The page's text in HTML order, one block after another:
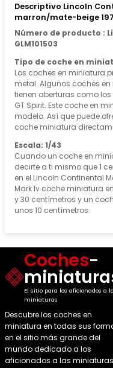
Descriptivo Lincoln
marron/mate-beige
Número de producto :
GLM101503
Tipo de coche en
Los coches en miniatura
metal. Algunos coches
tienen aberturas como
GT Spirit. Este coche en
modelo. Así que puede
coche miniatura
Escala: 1/43
Cuando un coche en
decirte a ti mismo que 1
en el Lincoln Continental
Mark Iv coche miniatura
y 30 centímetros y un
unos 10 centímetros.
Coches-
El sitio para los aficionados a
miniaturas
Descubre los coches en
miniatura en todas sus
en el sitio más grande del
mundo dedicado a los
aficionados a las